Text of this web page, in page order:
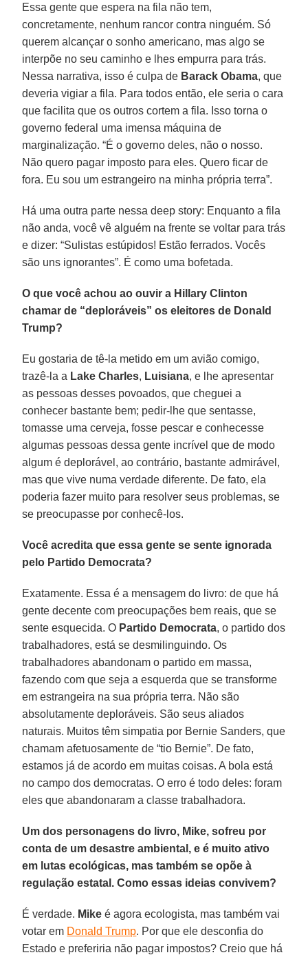
Essa gente que espera na fila não tem,
concretamente, nenhum rancor contra ninguém. Só
querem alcançar o sonho americano, mas algo se
interpõe no seu caminho e lhes empurra para trás.
Nessa narrativa, isso é culpa de Barack Obama, que
deveria vigiar a fila. Para todos então, ele seria o cara
que facilita que os outros cortem a fila. Isso torna o
governo federal uma imensa máquina de
marginalização. “É o governo deles, não o nosso.
Não quero pagar imposto para eles. Quero ficar de
fora. Eu sou um estrangeiro na minha própria terra”.
Há uma outra parte nessa deep story: Enquanto a fila
não anda, você vê alguém na frente se voltar para trás
e dizer: “Sulistas estúpidos! Estão ferrados. Vocês
são uns ignorantes”. É como uma bofetada.
O que você achou ao ouvir a Hillary Clinton
chamar de “deploráveis” os eleitores de Donald
Trump?
Eu gostaria de tê-la metido em um avião comigo,
trazê-la a Lake Charles, Luisiana, e lhe apresentar
as pessoas desses povoados, que cheguei a
conhecer bastante bem; pedir-lhe que sentasse,
tomasse uma cerveja, fosse pescar e conhecesse
algumas pessoas dessa gente incrível que de modo
algum é deplorável, ao contrário, bastante admirável,
mas que vive numa verdade diferente. De fato, ela
poderia fazer muito para resolver seus problemas, se
se preocupasse por conhecê-los.
Você acredita que essa gente se sente ignorada
pelo Partido Democrata?
Exatamente. Essa é a mensagem do livro: de que há
gente decente com preocupações bem reais, que se
sente esquecida. O Partido Democrata, o partido dos
trabalhadores, está se desmilinguindo. Os
trabalhadores abandonam o partido em massa,
fazendo com que seja a esquerda que se transforme
em estrangeira na sua própria terra. Não são
absolutamente deploráveis. São seus aliados
naturais. Muitos têm simpatia por Bernie Sanders, que
chamam afetuosamente de “tio Bernie”. De fato,
estamos já de acordo em muitas coisas. A bola está
no campo dos democratas. O erro é todo deles: foram
eles que abandonaram a classe trabalhadora.
Um dos personagens do livro, Mike, sofreu por
conta de um desastre ambiental, e é muito ativo
em lutas ecológicas, mas também se opõe à
regulação estatal. Como essas ideias convivem?
É verdade. Mike é agora ecologista, mas também vai
votar em Donald Trump. Por que ele desconfia do
Estado e preferiria não pagar impostos? Creio que há